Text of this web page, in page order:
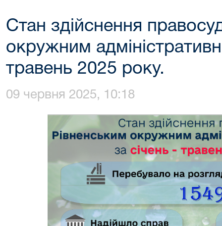
Стан здійснення
окружним
травень 2025 року.
09 червня 2025, 10:18